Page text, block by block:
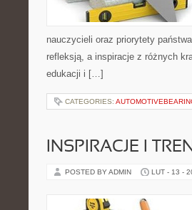
nauczycieli oraz priorytety
refleksją, a inspiracje z różnych
edukacji i […]
CATEGORIES:
INSPIRACJE I
POSTED BY ADMIN LUT - 13 -